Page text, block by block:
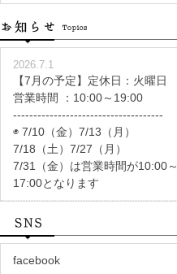
2026.7.1
【7月の予定】定休日：火曜日
営業時間 ：10:00～19:00
-------------------------------------
◉ 7/10（金）7/13（月）
7/18（土）7/27（月）
7/31（金）は営業時間が10:00～
17:00となります
facebook